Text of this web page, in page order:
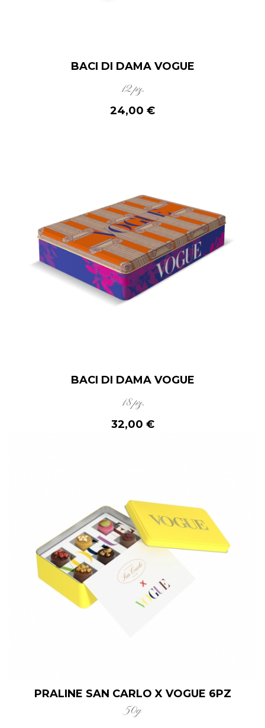
BACI DI DAMA VOGUE
12 pz.
24,00 €
BACI DI DAMA VOGUE
18 pz.
32,00 €
PRALINE SAN CARLO X VOGUE 6PZ
50g